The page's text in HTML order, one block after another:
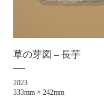
草の芽図 – 長芋
2023
333mm × 242mm